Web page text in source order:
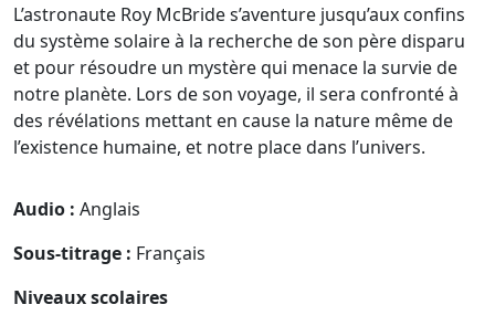
L’astronaute Roy McBride s’aventure jusqu’aux confins
du système solaire à la recherche de son père disparu
et pour résoudre un mystère qui menace la survie de
notre planète. Lors de son voyage, il sera confronté à
des révélations mettant en cause la nature même de
l’existence humaine, et notre place dans l’univers.
Audio : Anglais
Sous-titrage : Français
Niveaux scolaires